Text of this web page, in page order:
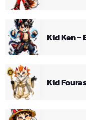
Kid Ken –
Kid